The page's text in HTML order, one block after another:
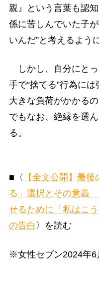
親』という言葉も認
係に苦しんでいた子
いんだ”と考えるよう
しかし、自分にと
手で“捨てる”行為に
大きな負荷がかかる
でもなお、絶縁を選
る。
■〈
【全文公開】最
る」選択とその意義
せるために「私はこ
の告白 〉を読む
※女性セブン2024年6